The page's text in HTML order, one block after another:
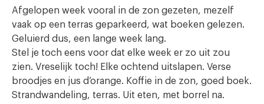
Afgelopen week vooral in de zon gezeten, mezelf
vaak op een terras geparkeerd, wat boeken gelezen.
Geluierd dus, een lange week lang.
Stel je toch eens voor dat elke week er zo uit zou
zien. Vreselijk toch! Elke ochtend uitslapen. Verse
broodjes en jus d’orange. Koffie in de zon, goed boek.
Strandwandeling, terras. Uit eten, met borrel na.